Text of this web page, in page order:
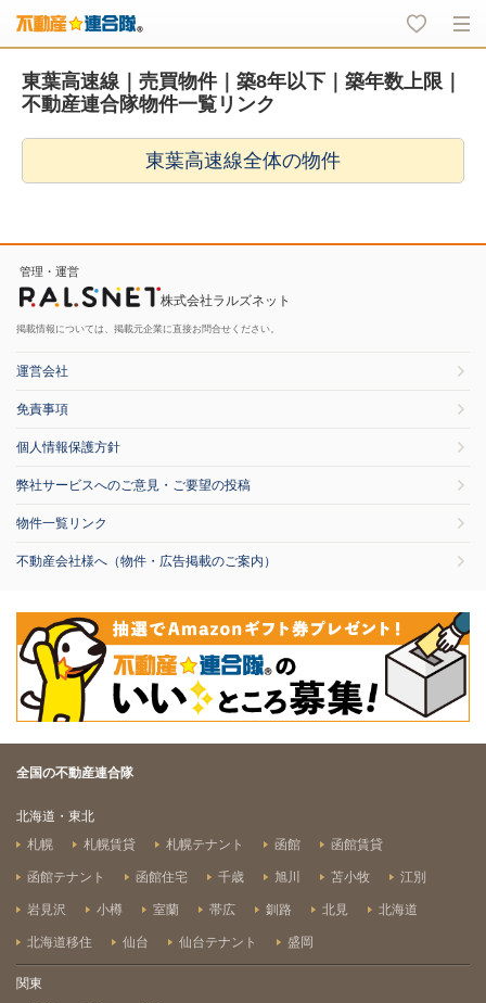
東葉高速線｜売買物件｜築8年以下｜築年数上限｜
不動産連合隊物件一覧リンク
東葉高速線全体の物件
管理・運営
株式会社ラルズネット
掲載情報については、掲載元企業に直接お問合せください。
運営会社
免責事項
個人情報保護方針
弊社サービスへのご意見・ご要望の投稿
物件一覧リンク
不動産会社様へ（物件・広告掲載のご案内）
全国の不動産連合隊
北海道・東北
札幌
札幌賃貸 札幌テナント 函館 函館賃貸
函館テナント 函館住宅 千歳 旭川 苫小牧 江別
岩見沢 小樽 室蘭 帯広 釧路 北見 北海道
北海道移住 仙台 仙台テナント 盛岡
関東